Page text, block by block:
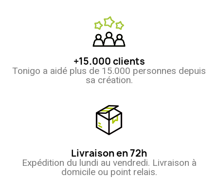
+15.000 clients
Tonigo a aidé plus de 15.000 personnes depuis
sa création.
Livraison en 72h
Expédition du lundi au vendredi. Livraison à
domicile ou point relais.